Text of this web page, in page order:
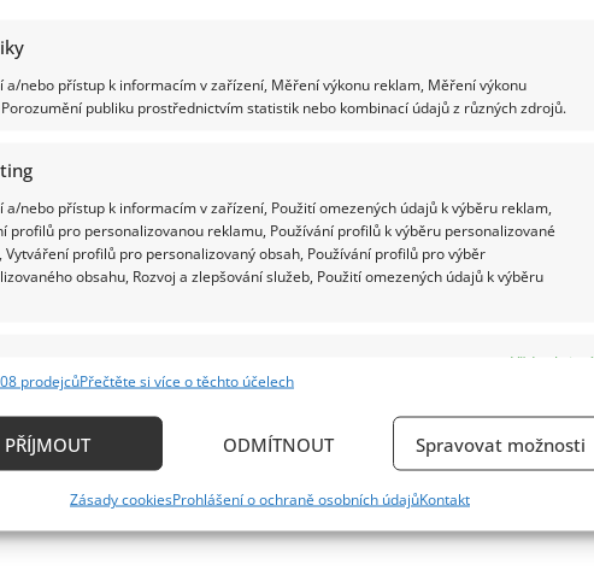
a/nebo přístup k informacím v zařízení, Měření výkonu reklam, Měření výkonu
publiku prostřednictvím statistik nebo kombinací údajů z různých zdrojů.
a/nebo přístup k informacím v zařízení, Použití omezených údajů k výběru reklam,
profilů pro personalizovanou reklamu, Používání profilů k výběru personalizované
Vytváření profilů pro personalizovaný obsah, Používání profilů pro výběr
obsahu, Rozvoj a zlepšování služeb, Použití omezených údajů k výběru
Vždy aktivní
zařízení na základě automaticky přenášených informací.
aktivně požadovaných informací.
prodejcůPřečtěte si více o těchto účelech
PŘÍJMOUT ODMÍTNOUT Spravovat možnosti
Zásady cookiesProhlášení o ochraně osobních údajůKontakt